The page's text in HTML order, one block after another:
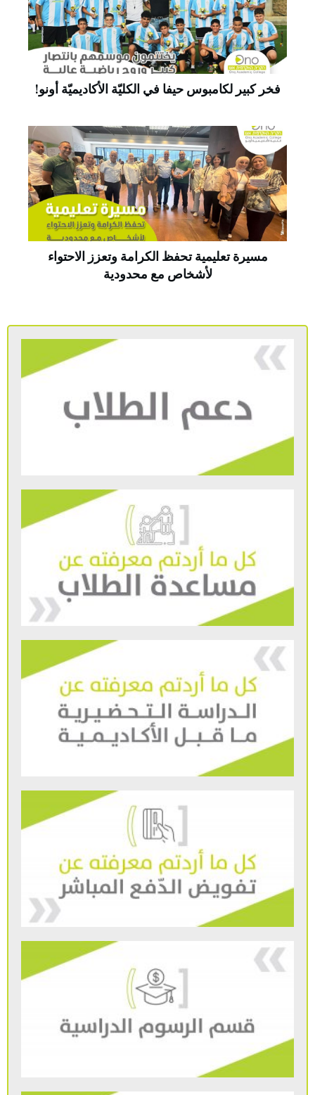
فخر كبير لكامبوس حيفا في الكليّة الأكاديميّة أونو!
مسيرة تعليمية تحفظ الكرامة وتعزز الاحتواء
لأشخاص مع محدودية